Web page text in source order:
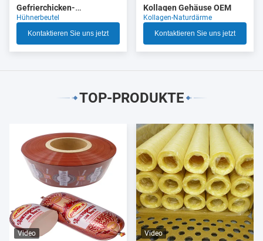
Gefrierchicken-
Verpackungen mit hoher
Schrumpfung
Hühnerbeutel
Kontaktieren Sie uns jetzt
Kollagen Gehäuse OEM
Kollagen-Naturdärme
Kontaktieren Sie uns jetzt
TOP-PRODUKTE
Video Video